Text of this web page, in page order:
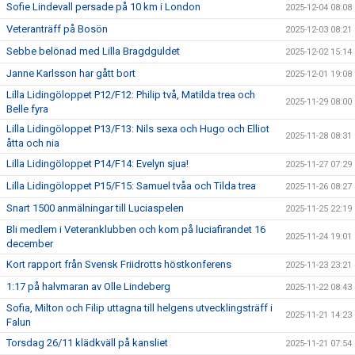
Sofie Lindevall persade på 10 km i London 2025-12-04 08:08
Veteranträff på Bosön 2025-12-03 08:21
Sebbe belönad med Lilla Bragdguldet 2025-12-02 15:14
Janne Karlsson har gått bort 2025-12-01 19:08
Lilla Lidingöloppet P12/F12: Philip två, Matilda trea och
Belle fyra
2025-11-29 08:00
Lilla Lidingöloppet P13/F13: Nils sexa och Hugo och Elliot
åtta och nia
2025-11-28 08:31
Lilla Lidingöloppet P14/F14: Evelyn sjua! 2025-11-27 07:29
Lilla Lidingöloppet P15/F15: Samuel tvåa och Tilda trea 2025-11-26 08:27
Snart 1500 anmälningar till Luciaspelen 2025-11-25 22:19
Bli medlem i Veteranklubben och kom på luciafirandet 16
december
2025-11-24 19:01
Kort rapport från Svensk Friidrotts höstkonferens 2025-11-23 23:21
1:17 på halvmaran av Olle Lindeberg 2025-11-22 08:43
Sofia, Milton och Filip uttagna till helgens utvecklingsträff i
Falun
2025-11-21 14:23
Torsdag 26/11 klädkväll på kansliet 2025-11-21 07:54